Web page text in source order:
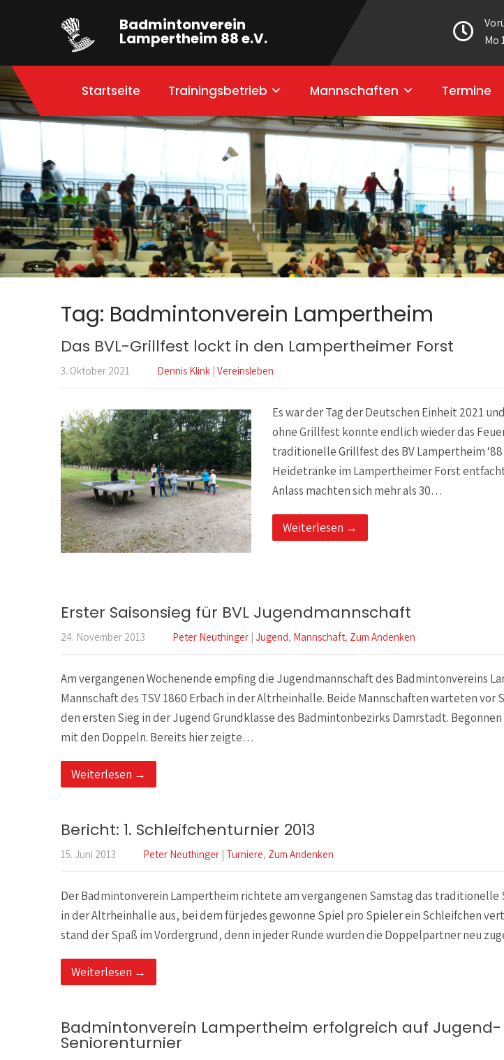
Badmintonverein
Lampertheim 88 e.V.
Mo
Startseite Trainingsbetrieb Mannschaften Termine
Tag: Badmintonverein Lampertheim
Das BVL-Grillfest lockt in den Lampertheimer Forst
3. Oktober 2021 Dennis Klink Vereinsleben
Es war der Tag der Deutschen Einheit 2021
ohne Grillfest konnte endlich wieder das
traditionelle Grillfest des BV Lampertheim
Heidetränke im Lampertheimer Forst
Anlass machten sich mehr als 30…
Weiterlesen →
Erster Saisonsieg für BVL Jugendmannschaft
24. November 2013 Peter Neuthinger Jugend, Mannschaft, Zum Andenken
Am vergangenen Wochenende empfing die Jugendmannschaft des Badmintonvereins
Mannschaft des TSV 1860 Erbach in der Altrheinhalle. Beide Mannschaften warteten vor
den ersten Sieg in der Jugend Grundklasse des Badmintonbezirks Damrstadt.
mit den Doppeln. Bereits hier zeigte…
Weiterlesen →
Bericht: 1. Schleifchenturnier 2013
15. Juni 2013 Peter Neuthinger Turniere, Zum Andenken
Der Badmintonverein Lampertheim richtete am vergangenen Samstag das
in der Altrheinhalle aus, bei dem für jedes gewonne Spiel pro Spieler ein Schleifchen
stand der Spaß im Vordergrund, denn in jeder Runde wurden die Doppelpartner neu
Weiterlesen →
Badmintonverein Lampertheim erfolgreich auf
Seniorenturnier